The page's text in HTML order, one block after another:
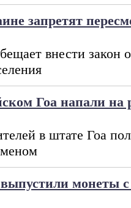
запретят
внести закон
Гоа напали на
в штате Гоа
монеты